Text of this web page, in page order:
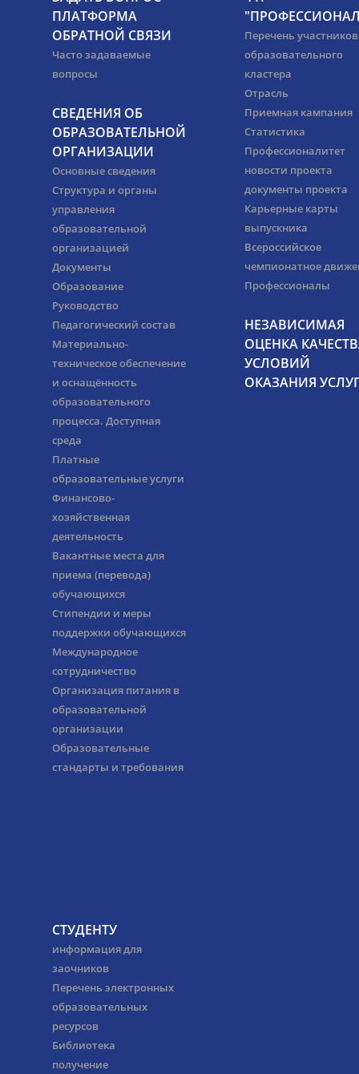
ПЛАТФОРМА
ОБРАТНОЙ СВЯЗИ
Часто задаваемые
вопросы
СВЕДЕНИЯ ОБ
ОБРАЗОВАТЕЛЬНОЙ
ОРГАНИЗАЦИИ
Основные сведения
Структура и органы
управления
образовательной
организацией
Документы
Образование
Руководство
Педагогический состав
Материально-
техническое обеспечение
и оснащённость
образовательного
процесса. Доступная
среда
Платные
образовательные услуги
Финансово-
хозяйственная
деятельность
Вакантные места для
приема (перевода)
обучающихся
Стипендии и меры
поддержки обучающихся
Международное
сотрудничество
Организация питания в
образовательной
организации
Образовательные
стандарты и требования
Перечень участников
образовательного
кластера
Отрасль
Приемная кампания
Статистика
Профессионалитет
новости проекта
документы проекта
Карьерные карты
выпускника
Всероссийское
чемпионатное
Профессионалы
НЕЗАВИСИМАЯ
ОЦЕНКА
УСЛОВИЙ
ОКАЗАНИЯ
СТУДЕНТУ
информация для
заочников
Перечень электронных
образовательных
ресурсов
Библиотека
получение